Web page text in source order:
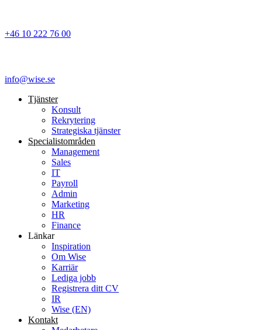
+46 10 222 76 00
info@wise.se
Tjänster
Konsult
Rekrytering
Strategiska tjänster
Specialist­områden
Management
Sales
IT
Payroll
Admin
Marketing
HR
Finance
Länkar
Inspiration
Om Wise
Karriär
Lediga jobb
Registrera ditt CV
IR
Wise (EN)
Kontakt